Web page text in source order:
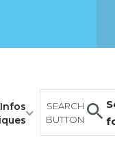
Infos
SEARCH
BUTTON